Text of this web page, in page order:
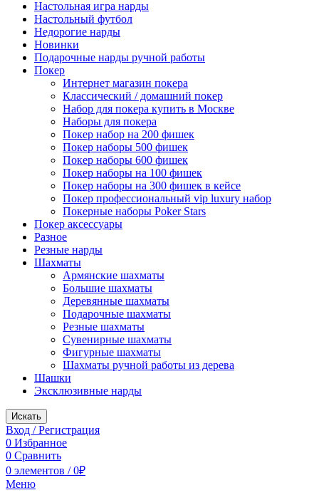
Настольная игра нарды
Настольный футбол
Недорогие нарды
Новинки
Подарочные нарды ручной работы
Покер
Интернет магазин покера
Классический / домашний покер
Набор для покера купить в Москве
Наборы для покера
Покер набор на 200 фишек
Покер наборы 500 фишек
Покер наборы 600 фишек
Покер наборы на 100 фишек
Покер наборы на 300 фишек в кейсе
Покер профессиональный vip luxury набор
Покерные наборы Poker Stars
Покер аксессуары
Разное
Резные нарды
Шахматы
Армянские шахматы
Большие шахматы
Деревянные шахматы
Подарочные шахматы
Резные шахматы
Сувенирные шахматы
Фигурные шахматы
Шахматы ручной работы из дерева
Шашки
Эксклюзивные нарды
Искать
Вход / Регистрация
0 Избранное
0 Сравнить
0 элементов / 0₽
Меню